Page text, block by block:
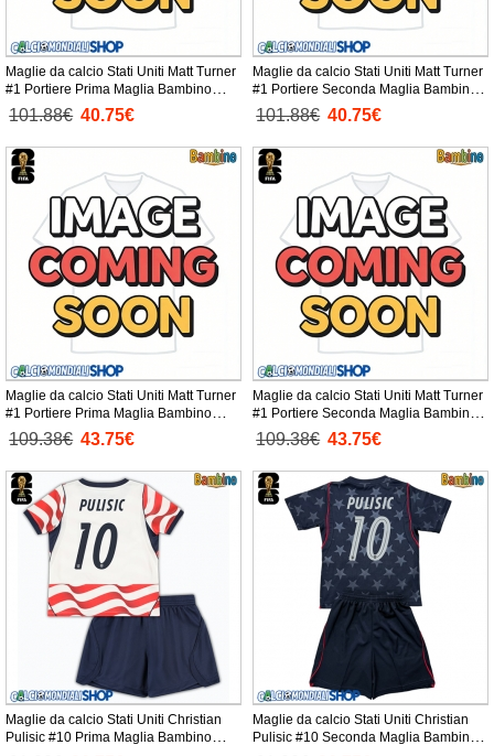
Maglie da calcio Stati Uniti Matt Turner
#1 Portiere Prima Maglia Bambino
Mondiali 2026 Manica Corta +
Pantaloni corti)
101.88€ 40.75€
Maglie da calcio Stati Uniti Matt Turner
#1 Portiere Seconda Maglia Bambino
Mondiali 2026 Manica Corta +
Pantaloni corti)
101.88€ 40.75€
Maglie da calcio Stati Uniti Matt Turner
#1 Portiere Prima Maglia Bambino
Mondiali 2026 Manica Lunga +
Pantaloni corti)
109.38€ 43.75€
Maglie da calcio Stati Uniti Matt Turner
#1 Portiere Seconda Maglia Bambino
Mondiali 2026 Manica Lunga +
Pantaloni corti)
109.38€ 43.75€
Maglie da calcio Stati Uniti Christian
Pulisic #10 Prima Maglia Bambino
Maglie da calcio Stati Uniti Christian
Pulisic #10 Seconda Maglia Bambino